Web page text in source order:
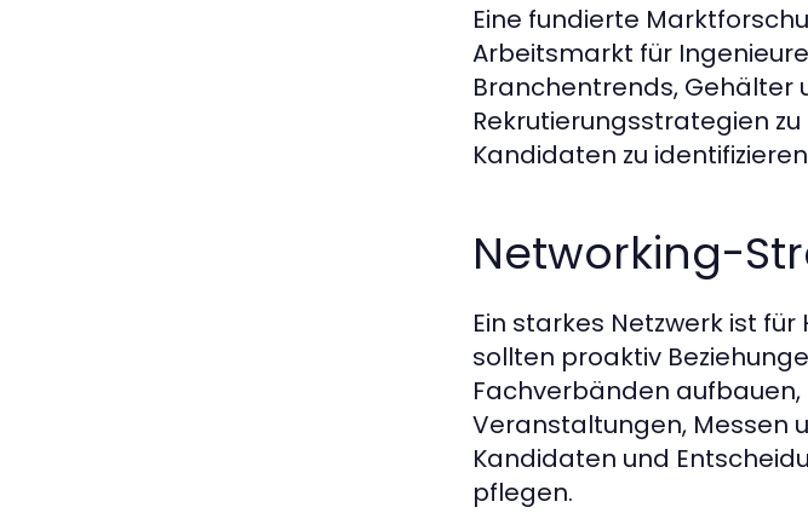
Eine fundierte
Arbeitsmarkt für
Branchentrends,
Rekrutierungsstrategien
Kandidaten zu
Networking-
Ein starkes Netzwerk ist
sollten proaktiv
Fachverbänden
Veranstaltungen, Messen
Kandidaten und
pflegen.